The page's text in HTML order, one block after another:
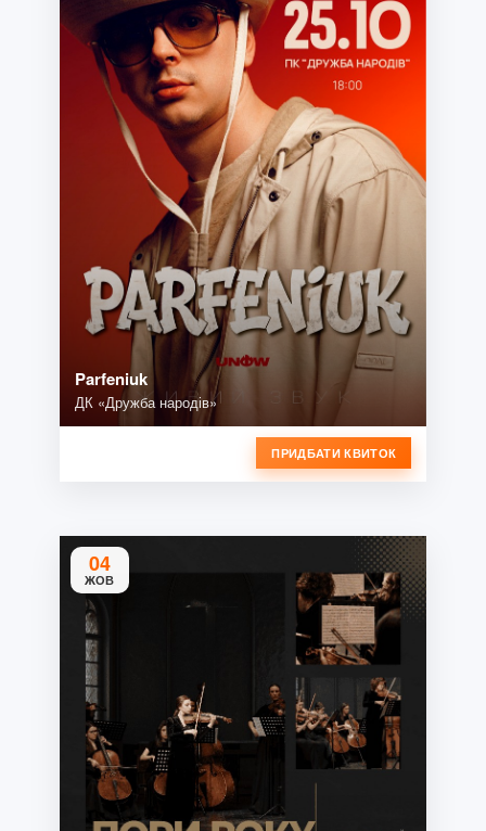
Parfeniuk
ДК «Дружба народів»
ПРИДБАТИ КВИТОК
04
ЖОВ